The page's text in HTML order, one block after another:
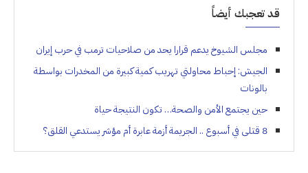
قد تعجبك أيضاً
مجلس الشيوخ يدعم قرارا يحد من صلاحيات ترمب في حرب إيران
الجيش: إحباط محاولتي تهريب كمية كبيرة من المخدرات بواسطة
بالونات
حين يجتمع الأمن والصحة… تكون النتيجة حياة
8 قتلى في أسبوع .. الجريمة أزمة عابرة أم مؤشر يستدعي القلق؟